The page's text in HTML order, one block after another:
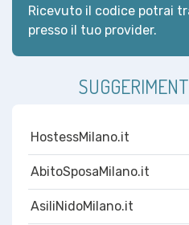
Ricevuto il codice potrai
presso il tuo provider.
HostessMilano.it
AbitoSposaMilano.it
AsiliNidoMilano.it